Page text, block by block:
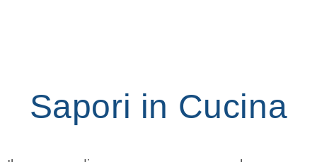
Sapori in Cucina